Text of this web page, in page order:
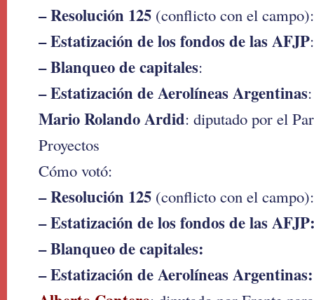
– Resolución 125 (conflicto con el
– Estatización de los fondos de las AFJP:
– Blanqueo de capitales:
– Estatización de Aerolíneas Argentinas
Mario Rolando Ardid: diputado por el
Proyectos
Cómo votó:
– Resolución 125 (conflicto con el
– Estatización de los fondos de las
– Blanqueo de capitales:
– Estatización de Aerolíneas